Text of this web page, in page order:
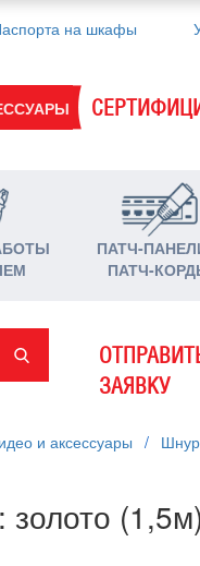
на шкафы
ПАТЧ-
ПАТЧ-
ЗАЯВКУ
и аксессуары /